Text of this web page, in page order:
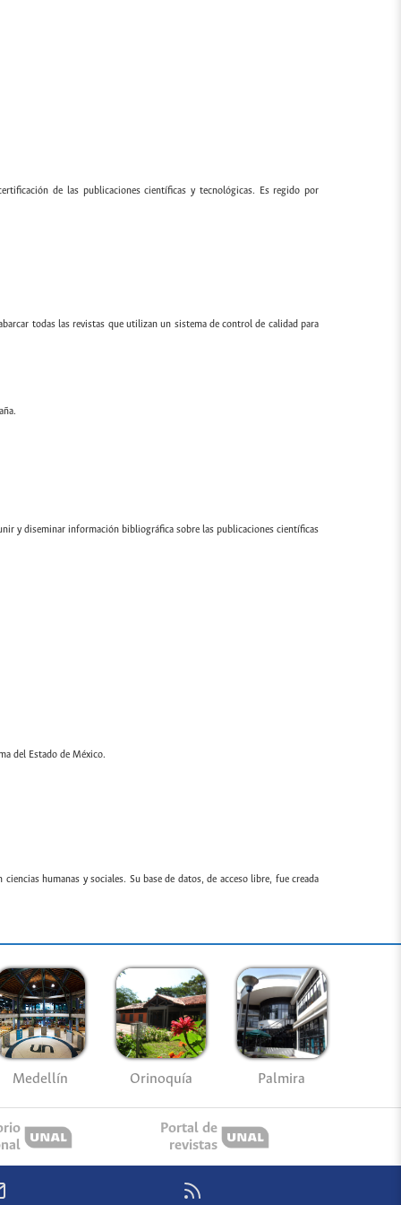
de las publicaciones científicas y tecnológicas. Es regido por
todas las revistas que utilizan un sistema de control de calidad para
y diseminar información bibliográfica sobre las publicaciones científicas
del Estado de México.
humanas y sociales. Su base de datos, de acceso libre, fue creada
Medellín Orinoquía Palmira
Portal de
revistas